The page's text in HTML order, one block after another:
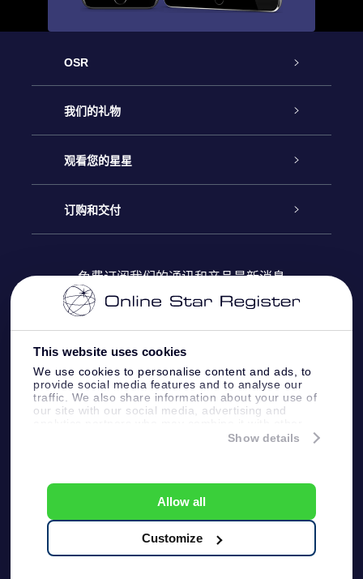
This website uses cookies
We use cookies to personalise content and ads, to
provide social media features and to analyse our
traffic. We also share information about your use of
our site with our social media, advertising and
information that you’ve provided to them or that
Show details
Allow all
Customize
OSR
客户服务
联系我们
博客
评论
我们的礼物
Online Star礼物
OSR 礼物包
OSR 礼物卡
公司礼品
观看您的星星
Online Star Register
个性化的Star Page
One Million Stars
OSR Starsaver
订购和交付
付款信息
配送信息
退货政策&撤销权
免费订阅我们的通讯和产品最新消息
客户服务:help@osr.org
KVK: 60333553, VAT: NL 8538.62.722B01
One Million Stars
一般条款和条件
隐私政策和免责声明